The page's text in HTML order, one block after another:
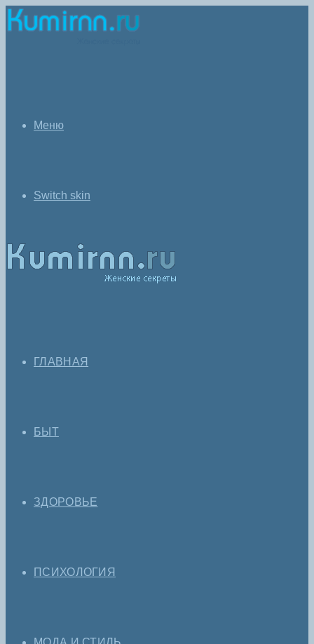
Меню
Switch skin
ГЛАВНАЯ
БЫТ
ЗДОРОВЬЕ
ПСИХОЛОГИЯ